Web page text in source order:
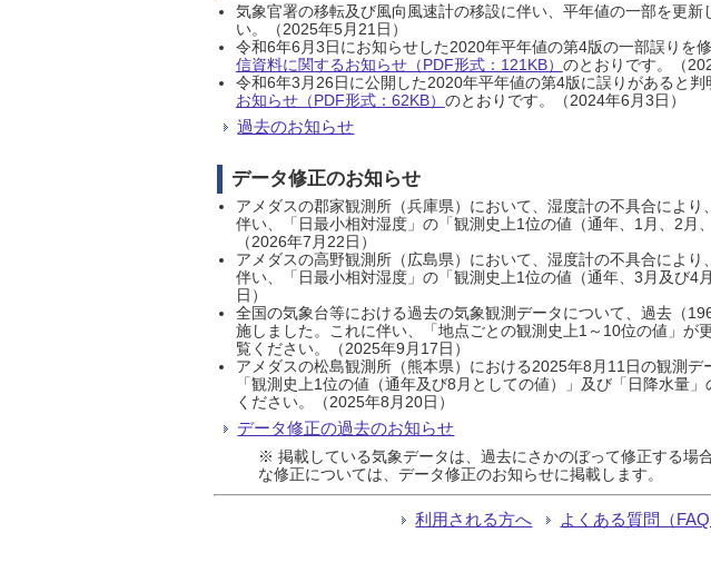
気象官署の移転及び風向風速計の移設に伴い、平年値の一部を更新
い。（2025年5月21日）
令和6年6月3日にお知らせした2020年平年値の第4版の一部誤りを
信資料に関するお知らせ（PDF形式：121KB） のとおりです。（
令和6年3月26日に公開した2020年平年値の第4版に誤りがあると
お知らせ（PDF形式：62KB） のとおりです。（2024年6月3日）
過去のお知らせ
データ修正のお知らせ
アメダスの郡家観測所（兵庫県）において、湿度計の不具合によ
伴い、「日最小相対湿度」の「観測史上1位の値（通年、1月、2月
（2026年7月22日）
アメダスの高野観測所（広島県）において、湿度計の不具合によ
伴い、「日最小相対湿度」の「観測史上1位の値（通年、3月及び
日）
全国の気象台等における過去の気象観測データについて、過去（
施しました。これに伴い、「地点ごとの観測史上1～10位の値」が
覧ください。（2025年9月17日）
アメダスの松島観測所（熊本県）における2025年8月11日の観測
「観測史上1位の値（通年及び8月としての値）」及び「日降水量
ください。（2025年8月20日）
データ修正の過去のお知らせ
※ 掲載している気象データは、過去にさかのぼって修正する場
な修正については、データ修正のお知らせに掲載します。
利用される方へ よくある質問（FAQ